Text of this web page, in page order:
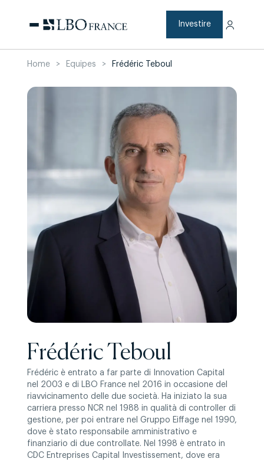
content
Investire
Home > Equipes > Frédéric Teboul
Frédéric Teboul
Frédéric è entrato a far parte di Innovation Capital
nel 2003 e di LBO France nel 2016 in occasione del
riavvicinamento delle due società. Ha iniziato la sua
carriera presso NCR nel 1988 in qualità di controller di
gestione, per poi entrare nel Gruppo Eiffage nel 1990,
dove è stato responsabile amministrativo e
finanziario di due controllate. Nel 1998 è entrato in
CDC Entreprises Capital Investissement, dove era